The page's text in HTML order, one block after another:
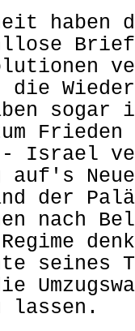
haben
die
sogar
- Israel
auf's
der
nach
seines
lassen.